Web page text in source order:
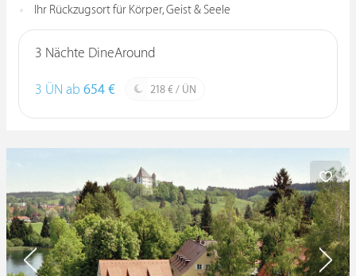
Ihr Rückzugsort für Körper, Geist & Seele
3 Nächte DineAround
3 ÜN ab 654 € 218 € / ÜN